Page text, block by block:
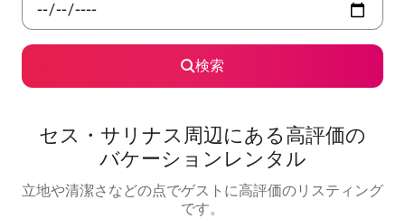
検索
セス・サリナス⁠周⁠辺⁠に⁠あ⁠る高⁠評⁠価⁠の
バ⁠ケ⁠ー⁠シ⁠ョ⁠ン⁠レ⁠ン⁠タ⁠ル
立地や清潔さなどの点でゲストに高評価のリスティング
です。